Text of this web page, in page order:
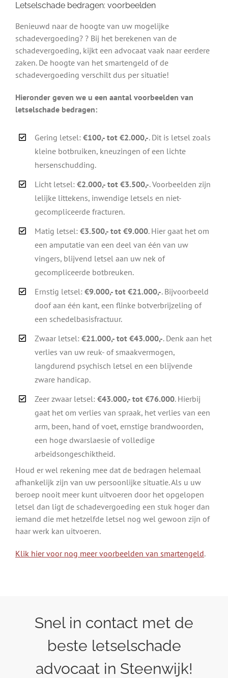
Letselschade bedragen: voorbeelden
Benieuwd naar de hoogte van uw mogelijke
schadevergoeding? ? Bij het berekenen van de
schadevergoeding, kijkt een advocaat vaak naar eerdere
zaken. De hoogte van het smartengeld of de
schadevergoeding verschilt dus per situatie!
Hieronder geven we u een aantal voorbeelden van
letselschade bedragen:
Gering letsel:€100,- tot €2.000,-. Dit is letsel zoals
kleine botbruiken, kneuzingen of een lichte
hersenschudding.
Licht letsel:€2.000,- tot €3.500,-. Voorbeelden zijn
lelijke littekens, inwendige letsels en niet-
gecompliceerde fracturen.
Matig letsel:€3.500,- tot €9.000. Hier gaat het om
een amputatie van een deel van één van uw
vingers, blijvend letsel aan uw nek of
gecompliceerde botbreuken.
Ernstig letsel:€9.000,- tot €21.000,-. Bijvoorbeeld
doof aan één kant, een flinke botverbrijzeling of
een schedelbasisfractuur.
Zwaar letsel:€21.000,- tot €43.000,-. Denk aan het
verlies van uw reuk- of smaakvermogen,
langdurend psychisch letsel en een blijvende
zware handicap.
Zeer zwaar letsel:€43.000,- tot €76.000. Hierbij
gaat het om verlies van spraak, het verlies van een
arm, been, hand of voet, ernstige brandwoorden,
een hoge dwarslaesie of volledige
arbeidsongeschiktheid.
Houd er wel rekening mee dat de bedragen helemaal
afhankelijk zijn van uw persoonlijke situatie. Als u uw
beroep nooit meer kunt uitvoeren door het opgelopen
letsel dan ligt de schadevergoeding een stuk hoger dan
iemand die met hetzelfde letsel nog wel gewoon zijn of
haar werk kan uitvoeren.
Klik hier voor nog meer voorbeelden van smartengeld.
Snel in contact met de
beste letselschade
advocaat in Steenwijk!